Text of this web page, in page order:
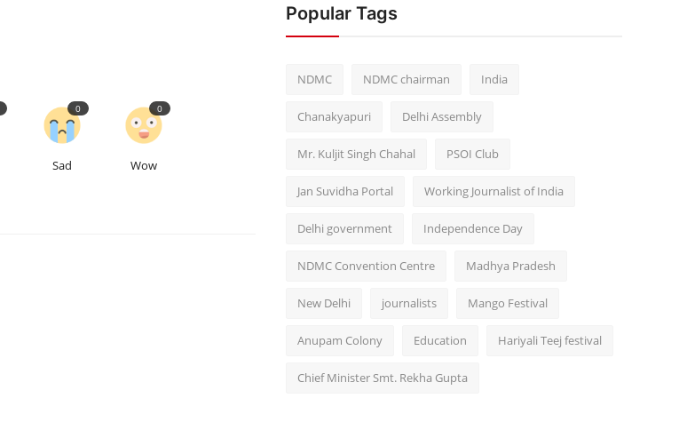
Sad
0
Wow
0
Popular Tags
NDMC NDMC chairman India
Chanakyapuri Delhi Assembly
Mr. Kuljit Singh Chahal PSOI Club
Jan Suvidha Portal Working Journalist of India
Delhi government Independence Day
NDMC Convention Centre Madhya Pradesh
New Delhi journalists Mango Festival
Anupam Colony Education Hariyali Teej festival
Chief Minister Smt. Rekha Gupta